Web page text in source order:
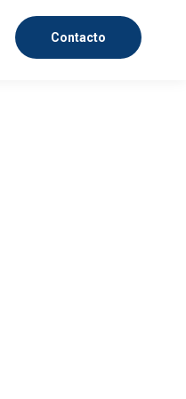
Contacto